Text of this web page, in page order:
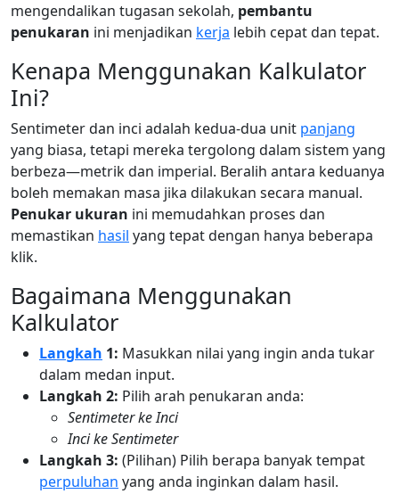
mengendalikan tugasan sekolah, pembantu
penukaran ini menjadikan kerja lebih cepat dan tepat.
Kenapa Menggunakan Kalkulator
Ini?
Sentimeter dan inci adalah kedua-dua unit panjang
yang biasa, tetapi mereka tergolong dalam sistem yang
berbeza—metrik dan imperial. Beralih antara keduanya
boleh memakan masa jika dilakukan secara manual.
Penukar ukuran ini memudahkan proses dan
memastikan hasil yang tepat dengan hanya beberapa
klik.
Bagaimana Menggunakan
Kalkulator
Langkah 1: Masukkan nilai yang ingin anda tukar
dalam medan input.
Langkah 2: Pilih arah penukaran anda:
Sentimeter ke Inci
Inci ke Sentimeter
Langkah 3: (Pilihan) Pilih berapa banyak tempat
perpuluhan yang anda inginkan dalam hasil.